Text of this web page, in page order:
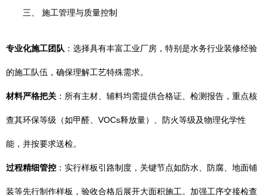
三、 施工管理与质量控制
专业化施工团队 ：选择具有丰富工业厂房，特别是水务行业装修经验
的施工队伍，确保理解工艺特殊需求。
材料严格把关 ：所有主材、辅料均需提供合格证、检测报告，重点核
查其环保等级（如甲醛、VOCs释放量）、防火等级及物理化学性
能，并按要求送检。
过程精细管控 ：实行样板引路制度，关键节点如防水、防腐、地面铺
装等先行制作样板，验收合格后展开大面积施工。加强工序交接检查